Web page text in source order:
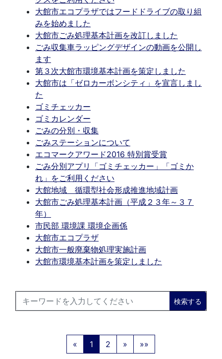
大館市エコプラザではフードドライブの取り組
みを始めました
大館市ごみ処理基本計画を改訂しました
ごみ収集車ラッピングデザインの動画を公開し
ます
第３次大館市環境基本計画を策定しました
大館市は「ゼロカーボンシティ」を宣言しまし
た
ゴミチェッカー
ゴミカレンダー
ごみの分別・収集
ごみステーションについて
エコマークアワード2016 特別賞受賞
ごみ分別アプリ「ゴミチェッカー」「ゴミか
れ」をご利用ください
大館地域 循環型社会形成推進地域計画
大館市ごみ処理基本計画（平成２３年～３７
年）
市民部 環境課 環境企画係
大館市エコプラザ
大館市一般廃棄物処理実施計画
大館市環境基本計画を策定しました
検索する
« 1 2 » »»